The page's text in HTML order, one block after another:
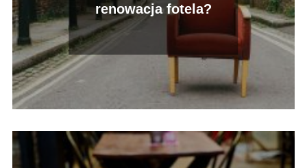
renowacja fotela?